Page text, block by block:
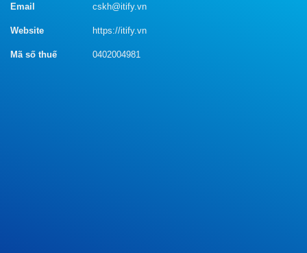
Email cskh@itify.vn
Website https://itify.vn
Mã số thuế 0402004981